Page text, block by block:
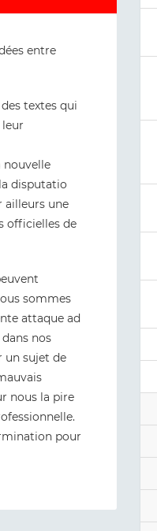
entre
textes qui
nouvelle
disputatio
ailleurs une
officielles de
sommes
attaque ad
nos
un sujet de
nous la pire
pour